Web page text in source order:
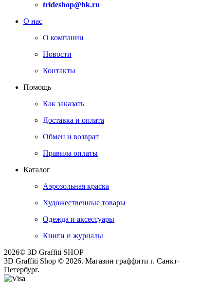
trideshop@bk.ru
О нас
О компании
Новости
Контакты
Помощь
Как заказать
Доставка и оплата
Обмен и возврат
Правила оплаты
Каталог
Аэрозольная краска
Художественные товары
Одежда и аксессуары
Книги и журналы
2026© 3D Graffiti SHOP
3D Graffiti Shop © 2026. Магазин граффити г. Санкт-
Петербург.